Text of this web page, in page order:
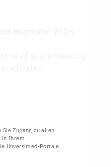
Zugang zu allen
in Ihrem
Unversimed-Portale